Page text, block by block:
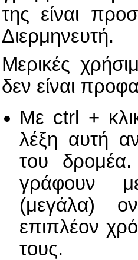
της είναι
Διερμηνευτή.
Μερικές
δεν είναι
Με ctrl +
λέξη αυτή
του
γράφουν
(μεγάλα)
επιπλέον
τους.